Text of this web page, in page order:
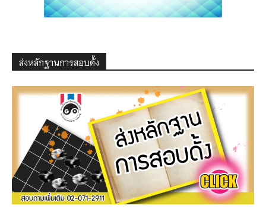
ส่งหลักฐานการสอบดั้ง